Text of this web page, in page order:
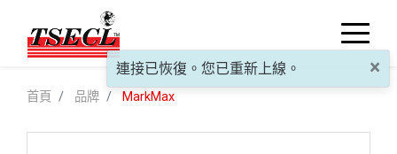
首頁 品牌 MarkMax
×
連接已恢復。您已重新上線。